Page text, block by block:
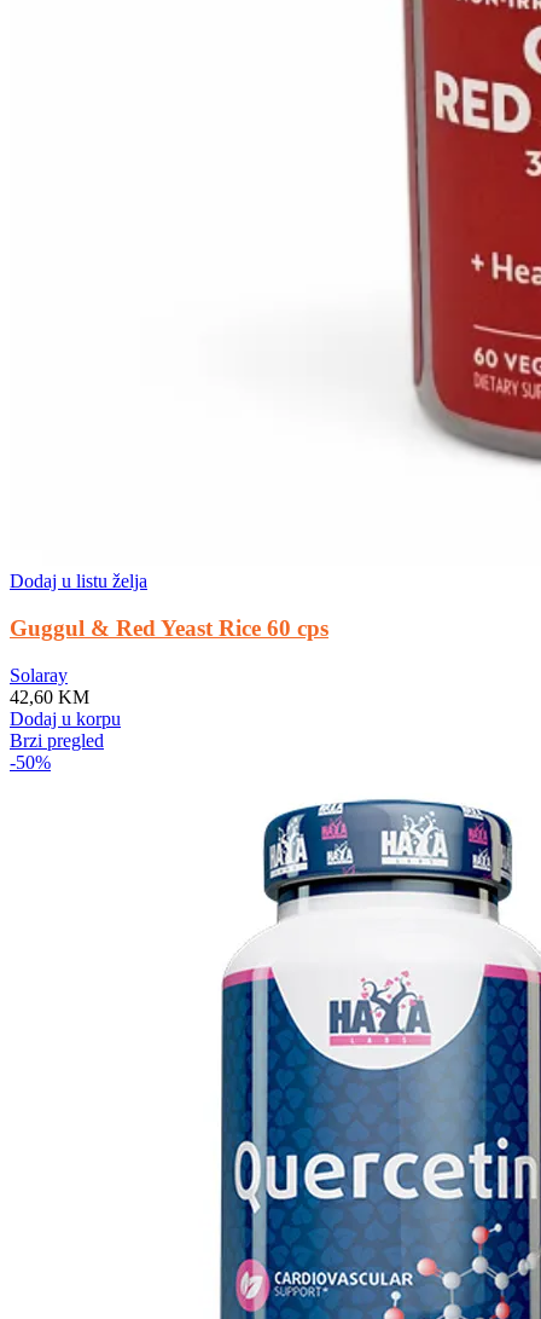
Dodaj u listu želja
Guggul & Red Yeast Rice 60 cps
Solaray
42,60 KM
Dodaj u korpu
Brzi pregled
-50%